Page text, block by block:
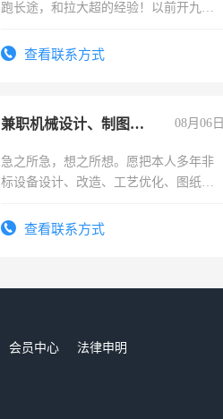
跑长途，和拉大超的经验！以前开九米
查看联系方式
兼职机械设计、制图、设备改造 08月06日
急之所急，想之所想。愿把本人多年非
标设备设计、改造、工艺优化、图纸制
结识有识之士，共享未来。
查看联系方式
会员中心
法律申明